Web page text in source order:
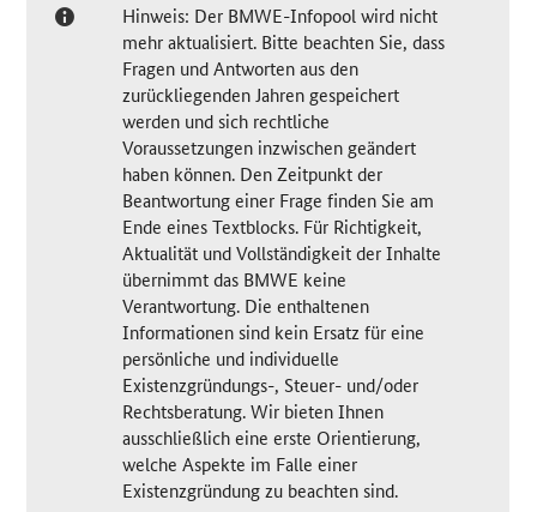
Hinweis: Der BMWE-Infopool wird nicht
mehr aktualisiert. Bitte beachten Sie, dass
Fragen und Antworten aus den
zurückliegenden Jahren gespeichert
werden und sich rechtliche
Voraussetzungen inzwischen geändert
haben können. Den Zeitpunkt der
Beantwortung einer Frage finden Sie am
Ende eines Textblocks. Für Richtigkeit,
Aktualität und Vollständigkeit der Inhalte
übernimmt das BMWE keine
Verantwortung. Die enthaltenen
Informationen sind kein Ersatz für eine
persönliche und individuelle
Existenzgründungs-, Steuer- und/oder
Rechtsberatung. Wir bieten Ihnen
ausschließlich eine erste Orientierung,
welche Aspekte im Falle einer
Existenzgründung zu beachten sind.